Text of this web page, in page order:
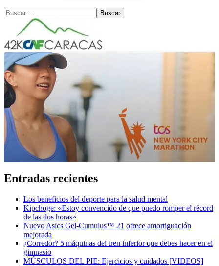
Buscar:
Entradas recientes
Los beneficios del deporte para la salud mental
Kipchoge: «Estoy convencido de que puedo romper el récord
de las dos horas»
Nuevo Asics Gel-Cumulus™ 21 ofrece amortiguación
mejorada
¿Corredor? 5 máquinas del tren inferior que debes hacer en el
gimnasio
MÚSCULOS DEL PIE: Ejercicios y cuidados [VIDEOS]